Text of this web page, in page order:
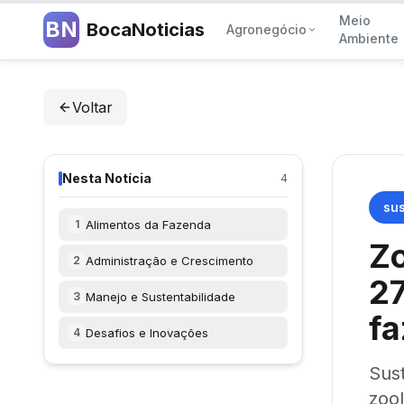
BN BocaNoticias Agronegócio
Meio
Ambiente
Voltar
Nesta Notícia 4
1 Alimentos da Fazenda
2 Administração e Crescimento
3 Manejo e Sustentabilidade
4 Desafios e Inovações